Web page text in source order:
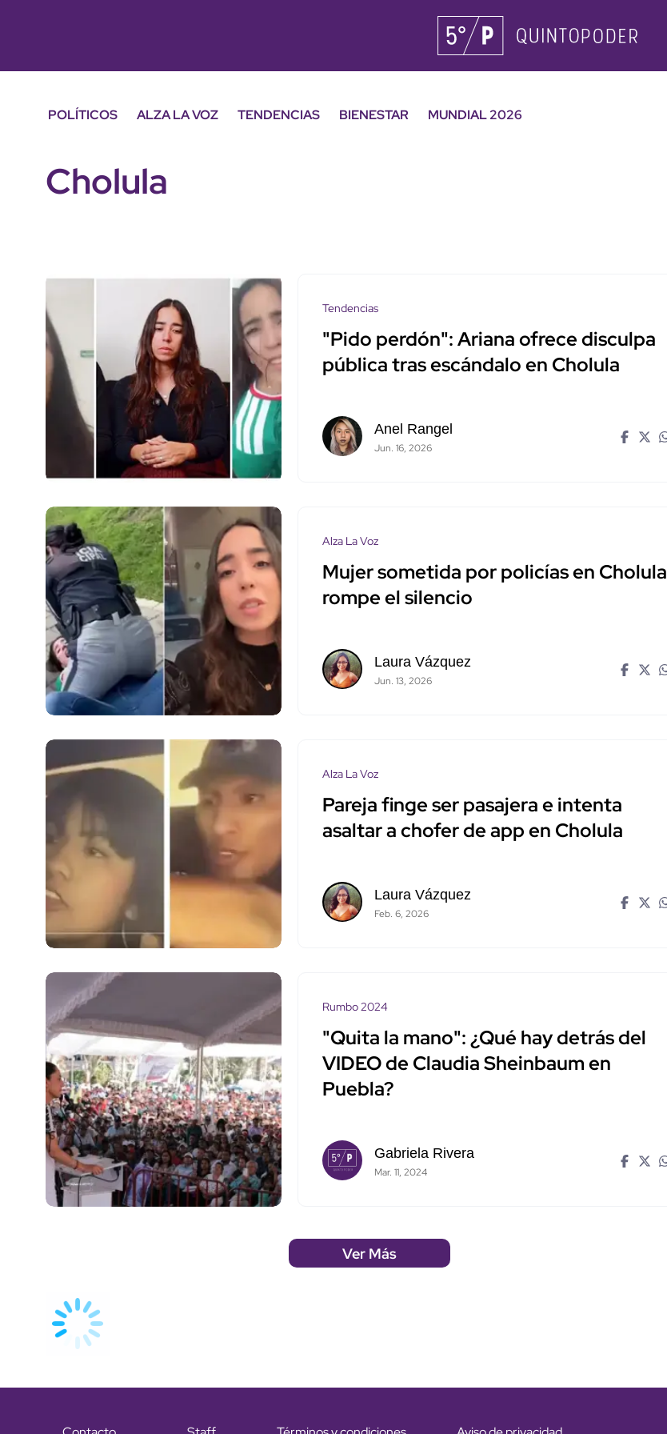
POLÍTICOS ALZA LA VOZ TENDENCIAS BIENESTAR
MUNDIAL 2026
Cholula
Tendencias
"Pido perdón": Ariana ofrece disculpa
pública tras escándalo en Cholula
Anel Rangel
Jun. 16, 2026
Alza La Voz
Mujer sometida por policías en Cholula
rompe el silencio
Laura Vázquez
Jun. 13, 2026
Alza La Voz
Pareja finge ser pasajera e intenta
asaltar a chofer de app en Cholula
Laura Vázquez
Feb. 6, 2026
Rumbo 2024
"Quita la mano": ¿Qué hay detrás del
VIDEO de Claudia Sheinbaum en
Puebla?
Gabriela Rivera
Mar. 11, 2024
Ver Más